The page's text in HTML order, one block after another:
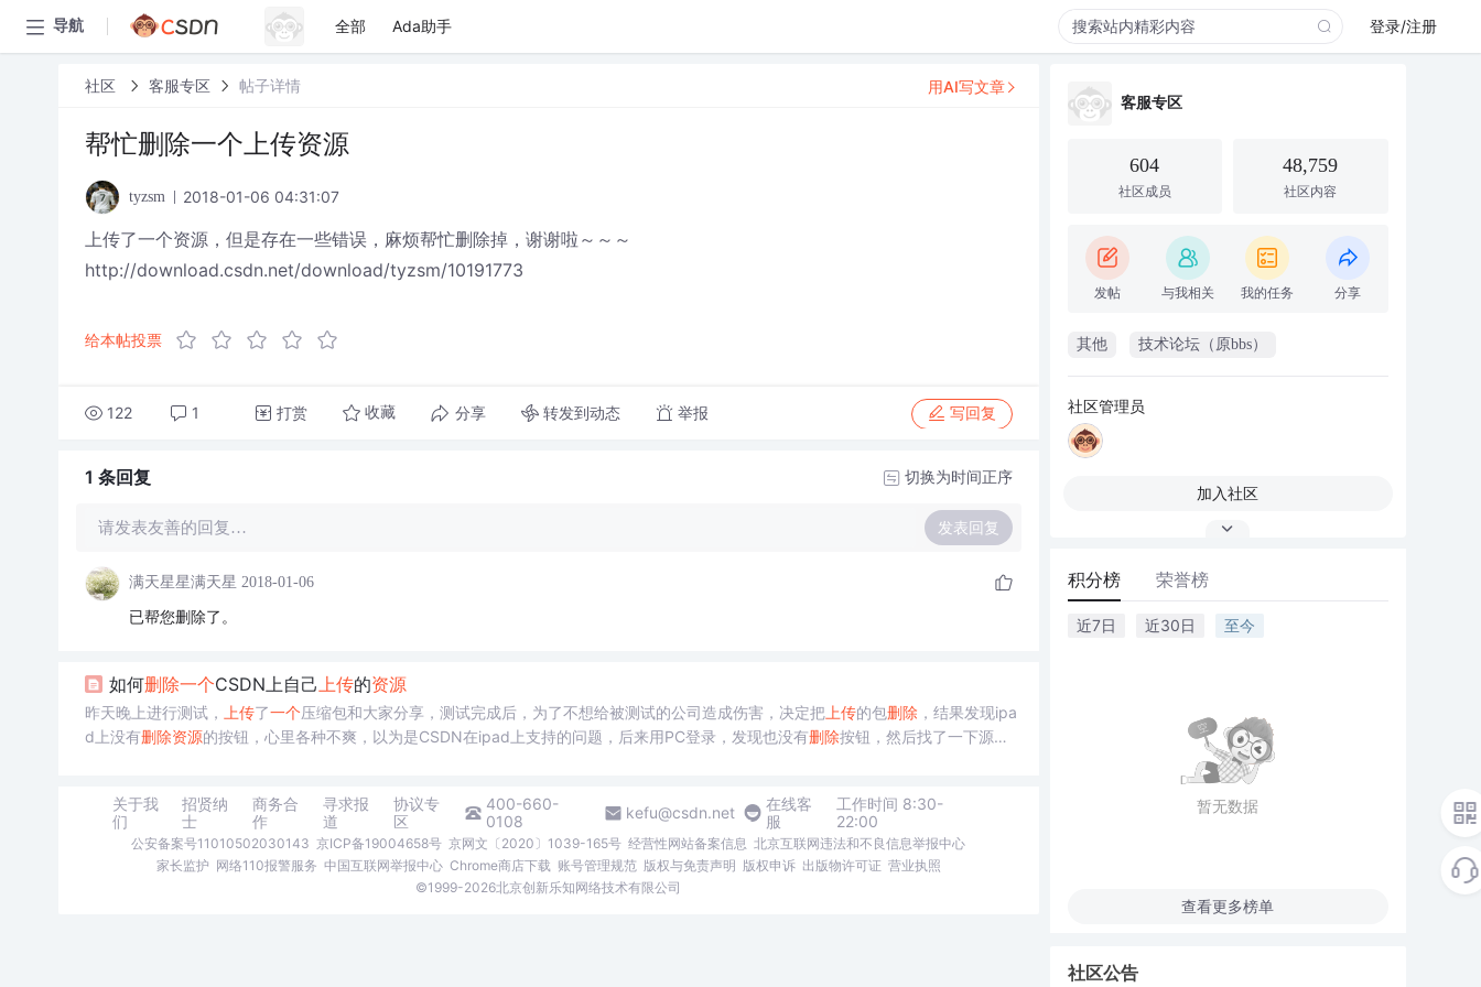
导航 全部 Ada助手 登录/注册
社区 客服专区 帖子详情
帮忙删除一个上传资源
tyzsm 2018-01-06 04:31:07
上传了一个资源，但是存在一些错误，麻烦帮忙删除掉，谢谢啦～～～
http://download.csdn.net/download/tyzsm/10191773
给本帖投票
122 1 打赏 收藏 分享 转发到动态 举报 写回复
用AI写文章
1 条回复 切换为时间正序
请发表友善的回复… 发表回复
满天星星满天星 2018-01-06
已帮您删除了。
如何删除一个CSDN上自己上传的资源
昨天晚上进行测试， 上传了一个压缩包和大家分享，测试完成后，为了不想给被测试的公司造成伤害，决定把上传的包删除 ，结果发现ipa
d上没有删除资源的按钮，心里各种不爽，以为是CSDN在ipad上支持的问题，后来用PC登录，发现也没有删除按钮，然后找了一下源
关于我
们
招贤纳
士
商务合
作
寻求报
道
协议专
区
400-660-
0108
kefu@csdn.net
在线客
服
工作时间 8:30-
22:00
公安备案号11010502030143 京ICP备19004658号 京网文〔2020〕1039-165号 经营性网站备案信息 北京互联网违法和不良信息举报中心
家长监护 网络110报警服务 中国互联网举报中心 Chrome商店下载 账号管理规范 版权与免责声明 版权申诉 出版物许可证 营业执照
©1999-2026北京创新乐知网络技术有限公司
客服专区
604
社区成员
48,759
社区内容
发帖 与我相关 我的任务 分享
其他 技术论坛（原bbs）
社区管理员
加入社区
积分榜 荣誉榜
近7日 近30日 至今
暂无数据
查看更多榜单
社区公告